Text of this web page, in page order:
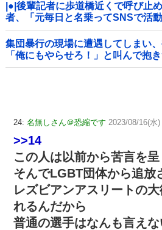
|●|後輩記者に歩道橋近くで呼び止
者、「元毎日と名乗ってSNSで活
しまい……
集団暴行の現場に遭遇してしまい
「俺にもやらせろ！」と叫んで抱
行され〇〇扱いされる悲劇へ←機
24: 名無しさん＠恐縮です 2023/08/16(水
>>14
この人は以前から苦言を呈
そんでLGBT団体から追放
レズビアンアスリートの
れるんだから
普通の選手はなんも言えな